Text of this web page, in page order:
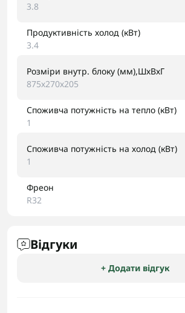
3.8
Продуктивність холод (кВт)
3.4
Розміри внутр. блоку (мм),ШхВхГ
875х270х205
Споживча потужність на тепло (кВт)
1
Споживча потужність на холод (кВт)
1
Фреон
R32
Відгуки
+ Додати відгук